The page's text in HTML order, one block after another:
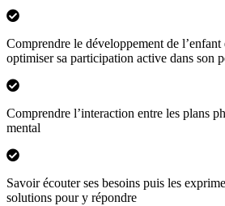
Comprendre le développement de
optimiser sa participation active dans son
Comprendre l’interaction entre les plans
mental
Savoir écouter ses besoins puis les
solutions pour y répondre